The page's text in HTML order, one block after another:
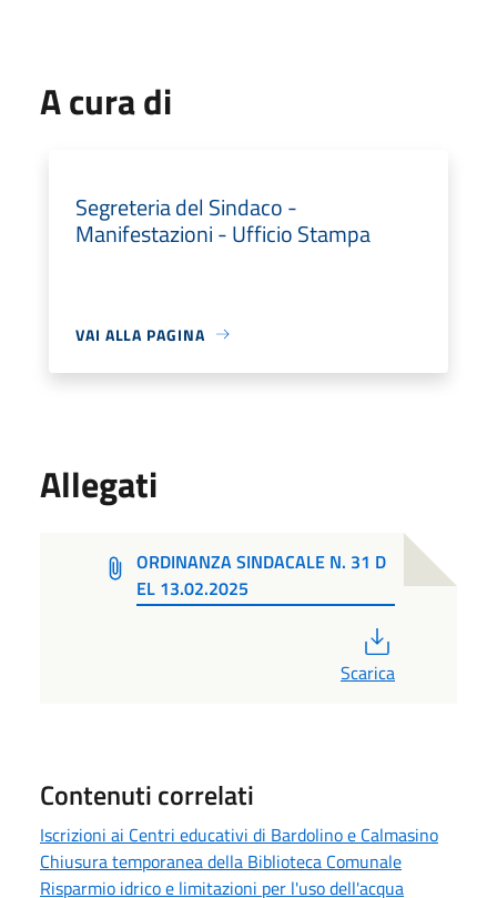
A cura di
Segreteria del Sindaco -
Manifestazioni - Ufficio Stampa
VAI ALLA PAGINA
Allegati
ORDINANZA SINDACALE N. 31 D
EL 13.02.2025
Scarica
Contenuti correlati
Iscrizioni ai Centri educativi di Bardolino e Calmasino
Chiusura temporanea della Biblioteca Comunale
Risparmio idrico e limitazioni per l'uso dell'acqua